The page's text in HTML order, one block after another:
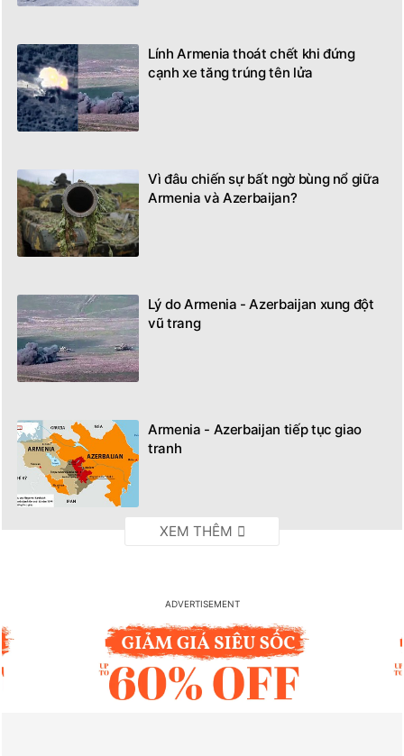
Lính Armenia thoát chết khi đứng
cạnh xe tăng trúng tên lửa
Vì đâu chiến sự bất ngờ bùng nổ giữa
Armenia và Azerbaijan?
Lý do Armenia - Azerbaijan xung đột
vũ trang
Armenia - Azerbaijan tiếp tục giao
tranh